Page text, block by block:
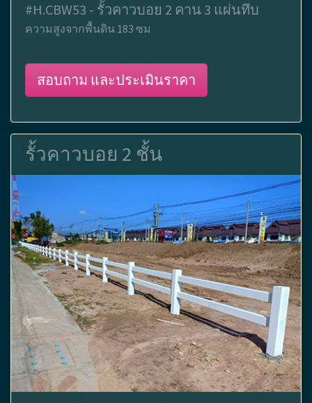
#H.CBW53 - รั้วคาวบอย 2 คาน 3 แผ่นทึบ
ความสูงจากพื้นดิน 183 ซม
สอบถาม และประเมินราคา
รั้วคาวบอย 2 ชั้น